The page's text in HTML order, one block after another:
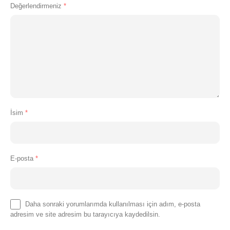
Değerlendirmeniz *
İsim *
E-posta *
Daha sonraki yorumlarımda kullanılması için adım, e-posta
adresim ve site adresim bu tarayıcıya kaydedilsin.